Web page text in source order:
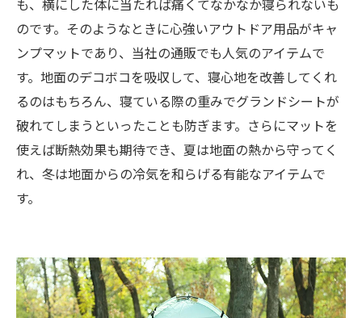
も、横にした体に当たれば痛くてなかなか寝られないも
のです。そのようなときに心強いアウトドア用品がキャ
ンプマットであり、当社の通販でも人気のアイテムで
す。地面のデコボコを吸収して、寝心地を改善してくれ
るのはもちろん、寝ている際の重みでグランドシートが
破れてしまうといったことも防ぎます。さらにマットを
使えば断熱効果も期待でき、夏は地面の熱から守ってく
れ、冬は地面からの冷気を和らげる有能なアイテムで
す。